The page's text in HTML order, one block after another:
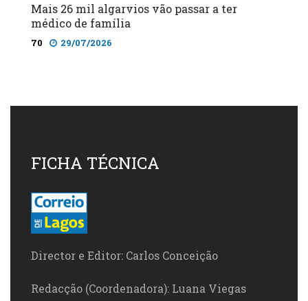
Mais 26 mil algarvios vão passar a ter
médico de família
70 29/07/2026
FICHA TÉCNICA
Director e Editor: Carlos Conceição
Redacção (Coordenadora): Luana Viegas